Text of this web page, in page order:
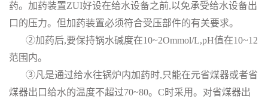
药。加药装置ZUI好设在给水设备之前,以免承受给水设备出
口的压力。但加药装置必须符合受压部件的有关要求。
②加药后,要保持锅水碱度在10~2Ommol/L,pH值在10~12
范围内。
③凡是通过给水往锅炉内加药时,只能在元省煤器或者省
煤器出口给水的温度不超过70~80。C时采用。对省煤器出